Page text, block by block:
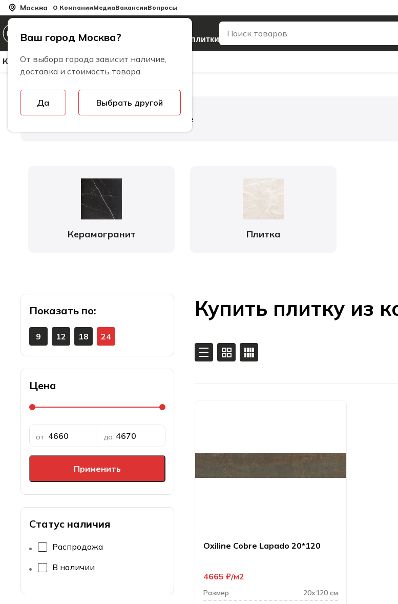
Москва
Ваш город Москва?
От выбора города зависит наличие,
доставка и стоимость товара.
Да Выбрать другой
О КомпанииМедиаВакансииВопросы
керамогранита и плитки
Керамическая ПлиткаКерамогранитБренды
Oxiline
Керамогранит Плитка
Показать
9 12 18 24
Цена
от до
Применить
Статус наличия
Распродажа
В наличии
Купить плитку из
Oxiline Cobre Lapado 20*120
4665 ₽ м2
Размер
20х120 см